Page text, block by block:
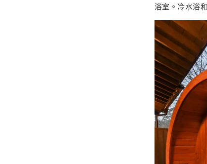
浴室。冷水浴